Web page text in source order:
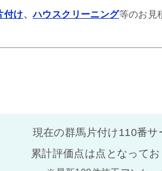
付け、ハウスクリーニング等のお見
現在の群馬片付け110番サ
累計評価点は点となってお